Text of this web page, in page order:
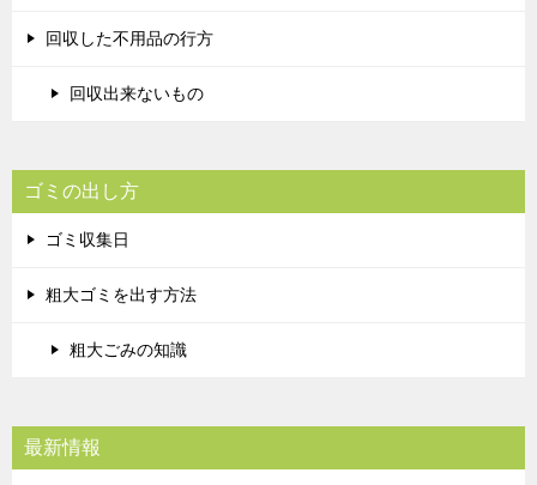
回収した不用品の行方
回収出来ないもの
ゴミの出し方
ゴミ収集日
粗大ゴミを出す方法
粗大ごみの知識
最新情報